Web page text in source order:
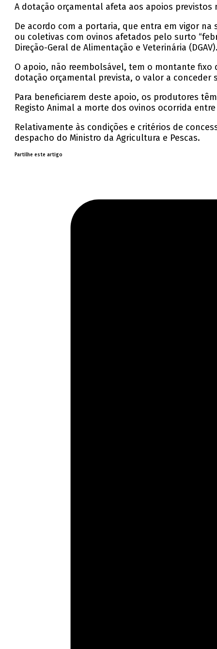
A dotação orçamental afeta aos apoios
De acordo com a portaria, que entra em vigor
ou coletivas com ovinos afetados pelo surto
Direção-Geral de Alimentação e Veterinária
O apoio, não reembolsável, tem o montante
dotação orçamental prevista, o valor a
Para beneficiarem deste apoio, os produtores
Registo Animal a morte dos ovinos ocorrida
Relativamente às condições e critérios de
despacho do Ministro da Agricultura e Pescas.
Partilhe este artigo